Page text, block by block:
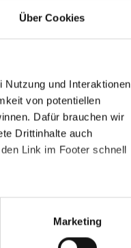
Über Cookies
Nutzung und Interaktionen
von potentiellen
Dafür brauchen wir
Drittinhalte auch
Link im Footer schnell
Marketing